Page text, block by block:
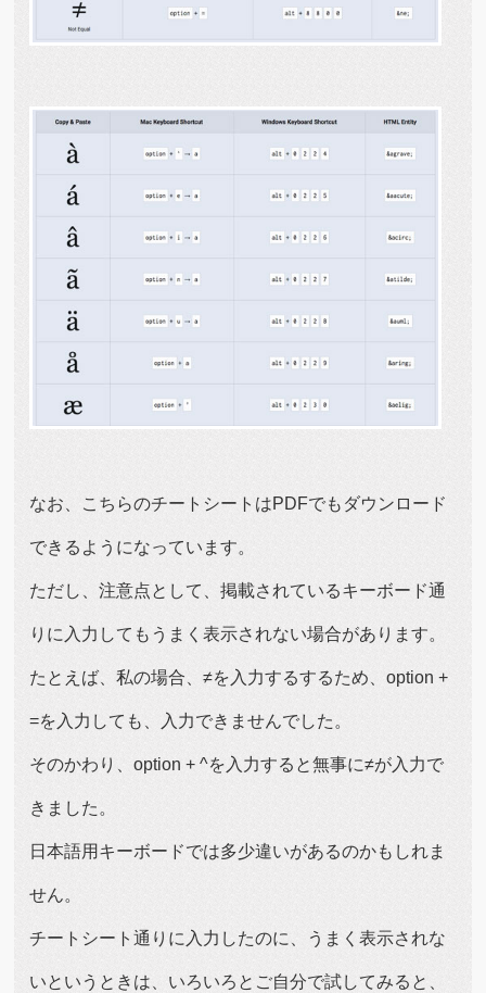
なお、こちらのチートシートはPDFでもダウンロード
できるようになっています。
ただし、注意点として、掲載されているキーボード通
りに入力してもうまく表示されない場合があります。
たとえば、私の場合、≠を入力するするため、option +
=を入力しても、入力できませんでした。
そのかわり、option + ^を入力すると無事に≠が入力で
きました。
日本語用キーボードでは多少違いがあるのかもしれま
せん。
チートシート通りに入力したのに、うまく表示されな
いというときは、いろいろとご自分で試してみると、